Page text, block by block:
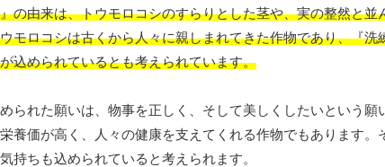
の由来は、トウモロコシのすらりとした茎や、実の整然と
モロコシは古くから人々に親しまれてきた作物であり、『
込められているとも考えられています。
られた願いは、物事を正しく、そして美しくしたいという
養価が高く、人々の健康を支えてくれる作物でもあります
持ちも込められていると考えられます。